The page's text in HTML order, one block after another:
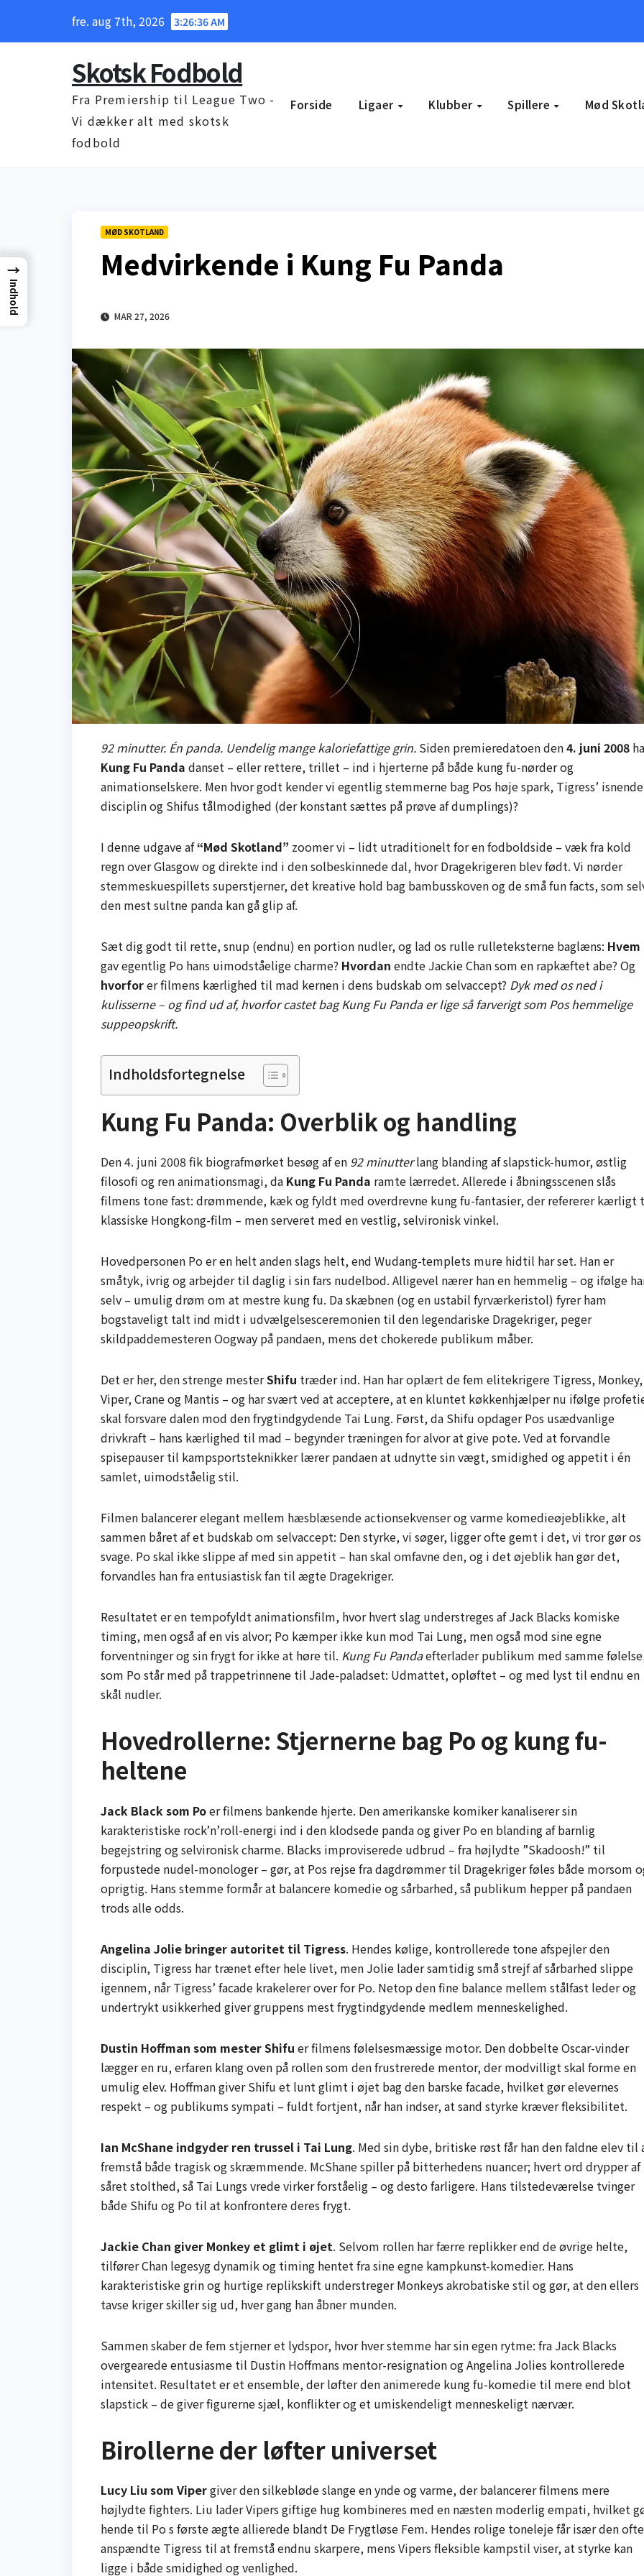
fre. aug 7th, 2026 3:26:37 AM
Skotsk Fodbold
Fra Premiership til League Two -
Vi dækker alt med skotsk
fodbold
Forside Ligaer Klubber Spillere Mød
MØD SKOTLAND
Medvirkende i Kung Fu Panda
MAR 27, 2026
92 minutter. Én panda. Uendelig mange kaloriefattige grin. Siden premieredatoen den4. juni 2008
Kung Fu Panda danset – eller rettere, trillet – ind i hjerterne på både kung fu-nørder og
animationselskere. Men hvor godt kender vi egentlig stemmerne bag Pos høje spark, Tigress’ isnende
disciplin og Shifus tålmodighed (der konstant sættes på prøve af dumplings)?
I denne udgave af“Mød Skotland” zoomer vi – lidt utraditionelt for en fodboldside – væk fra kold
regn over Glasgow og direkte ind i den solbeskinnede dal, hvor Dragekrigeren blev født. Vi nørder
stemmeskuespillets superstjerner, det kreative hold bag bambusskoven og de små fun facts, som
den mest sultne panda kan gå glip af.
Sæt dig godt til rette, snup (endnu) en portion nudler, og lad os rulle rulleteksterne baglæns: Hvem
gav egentlig Po hans uimodståelige charme? Hvordan endte Jackie Chan som en rapkæftet abe? Og
hvorforer filmens kærlighed til mad kernen i dens budskab om selvaccept? Dyk med os ned i
kulisserne – og find ud af, hvorfor castet bag Kung Fu Panda er lige så farverigt som Pos hemmelige
suppeopskrift.
Indholdsfortegnelse
Kung Fu Panda: Overblik og handling
Den 4. juni 2008 fik biografmørket besøg af en 92 minutterlang blanding af slapstick-humor, østlig
filosofi og ren animationsmagi, da Kung Fu Panda ramte lærredet. Allerede i åbningsscenen slås
filmens tone fast: drømmende, kæk og fyldt med overdrevne kung fu-fantasier, der refererer kærligt
klassiske Hongkong-film – men serveret med en vestlig, selvironisk vinkel.
Hovedpersonen Po er en helt anden slags helt, end Wudang-templets mure hidtil har set. Han er
småtyk, ivrig og arbejder til daglig i sin fars nudelbod. Alligevel nærer han en hemmelig – og ifølge
selv – umulig drøm om at mestre kung fu. Da skæbnen (og en ustabil fyrværkeristol) fyrer ham
bogstaveligt talt ind midt i udvælgelsesceremonien til den legendariske Dragekriger, peger
skildpaddemesteren Oogway på pandaen, mens det chokerede publikum måber.
Det er her, den strenge mesterShifu træder ind. Han har oplært de fem elitekrigere Tigress, Monkey,
Viper, Crane og Mantis – og har svært ved at acceptere, at en kluntet køkkenhjælper nu ifølge
skal forsvare dalen mod den frygtindgydende Tai Lung. Først, da Shifu opdager Pos usædvanlige
drivkraft – hans kærlighed til mad – begynder træningen for alvor at give pote. Ved at forvandle
spisepauser til kampsportsteknikker lærer pandaen at udnytte sin vægt, smidighed og appetit i én
samlet, uimodståelig stil.
Filmen balancerer elegant mellem hæsblæsende actionsekvenser og varme komedieøjeblikke, alt
sammen båret af et budskab om selvaccept: Den styrke, vi søger, ligger ofte gemt i det, vi tror gør os
svage. Po skal ikke slippe af med sin appetit – han skal omfavne den, og i det øjeblik han gør det,
forvandles han fra entusiastisk fan til ægte Dragekriger.
Resultatet er en tempofyldt animationsfilm, hvor hvert slag understreges af Jack Blacks komiske
timing, men også af en vis alvor; Po kæmper ikke kun mod Tai Lung, men også mod sine egne
forventninger og sin frygt for ikke at høre til. Kung Fu Pandaefterlader publikum med samme
som Po står med på trappetrinnene til Jade-paladset: Udmattet, opløftet – og med lyst til endnu en
skål nudler.
Hovedrollerne: Stjernerne bag Po og kung fu-
heltene
Jack Black som Poer filmens bankende hjerte. Den amerikanske komiker kanaliserer sin
karakteristiske rock’n’roll-energi ind i den klodsede panda og giver Po en blanding af barnlig
begejstring og selvironisk charme. Blacks improviserede udbrud – fra højlydte ”Skadoosh!” til
forpustede nudel-monologer – gør, at Pos rejse fra dagdrømmer til Dragekriger føles både morsom
oprigtig. Hans stemme formår at balancere komedie og sårbarhed, så publikum hepper på pandaen
trods alle odds.
Angelina Jolie bringer autoritet til Tigress. Hendes kølige, kontrollerede tone afspejler den
disciplin, Tigress har trænet efter hele livet, men Jolie lader samtidig små strejf af sårbarhed slippe
igennem, når Tigress’ facade krakelerer over for Po. Netop den fine balance mellem stålfast leder og
undertrykt usikkerhed giver gruppens mest frygtindgydende medlem menneskelighed.
Dustin Hoffman som mester Shifu er filmens følelsesmæssige motor. Den dobbelte Oscar-vinder
lægger en ru, erfaren klang oven på rollen som den frustrerede mentor, der modvilligt skal forme en
umulig elev. Hoffman giver Shifu et lunt glimt i øjet bag den barske facade, hvilket gør elevernes
respekt – og publikums sympati – fuldt fortjent, når han indser, at sand styrke kræver fleksibilitet.
Ian McShane indgyder ren trussel i Tai Lung. Med sin dybe, britiske røst får han den faldne elev til
fremstå både tragisk og skræmmende. McShane spiller på bitterhedens nuancer; hvert ord drypper af
såret stolthed, så Tai Lungs vrede virker forståelig – og desto farligere. Hans tilstedeværelse tvinger
både Shifu og Po til at konfrontere deres frygt.
Jackie Chan giver Monkey et glimt i øjet. Selvom rollen har færre replikker end de øvrige helte,
tilfører Chan legesyg dynamik og timing hentet fra sine egne kampkunst-komedier. Hans
karakteristiske grin og hurtige replikskift understreger Monkeys akrobatiske stil og gør, at den ellers
tavse kriger skiller sig ud, hver gang han åbner munden.
Sammen skaber de fem stjerner et lydspor, hvor hver stemme har sin egen rytme: fra Jack Blacks
overgearede entusiasme til Dustin Hoffmans mentor-resignation og Angelina Jolies kontrollerede
intensitet. Resultatet er et ensemble, der løfter den animerede kung fu-komedie til mere end blot
slapstick – de giver figurerne sjæl, konflikter og et umiskendeligt menneskeligt nærvær.
Birollerne der løfter universet
Lucy Liu som Vipergiver den silkebløde slange en ynde og varme, der balancerer filmens mere
højlydte fighters. Liu lader Vipers giftige hug kombineres med en næsten moderlig empati, hvilket
hende til Po s første ægte allierede blandt De Frygtløse Fem. Hendes rolige toneleje får især den ofte
anspændte Tigress til at fremstå endnu skarpere, mens Vipers fleksible kampstil viser, at styrke kan
ligge i både smidighed og venlighed.
→
Indhold